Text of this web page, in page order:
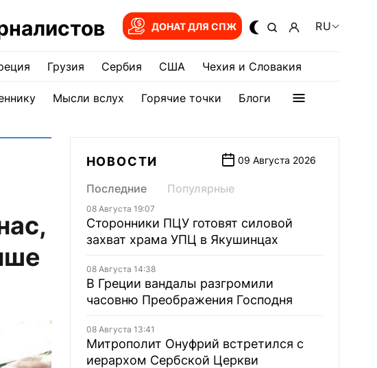
ДОНАТ ДЛЯ СПЖ RU
Грузия Сербия США Чехия и Словакия
Мысли вслух Горячие точки Блоги
НОВОСТИ 09 Августа 2026
Последние Популярные
08 Августа 19:07
Сторонники ПЦУ готовят силовой
захват храма УПЦ в Якушинцах
08 Августа 14:38
В Греции вандалы разгромили
часовню Преображения Господня
08 Августа 13:41
Митрополит Онуфрий встретился с
иерархом Сербской Церкви